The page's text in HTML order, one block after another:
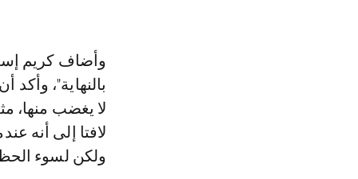
وأضاف كريم
بالنهاية"،
لا يغضب منها،
لافتا إلى أنه
ولكن لسوء